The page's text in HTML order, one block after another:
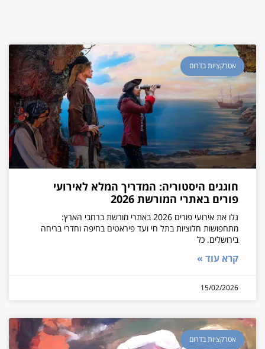
אטרקציות בדרום
חוגגים היסטוריה: המדריך המלא לאירועי
פורים באתרי המורשת 2026
גלו את אירועי פורים 2026 באתרי מורשת ברחבי הארץ:
מתחפושות חלוציות בתל חי ועד פיראטים בחיפה וחדרי בריחה
בירושלים. כל
קרא עוד »
15/02/2026
אטרקציות בדרום